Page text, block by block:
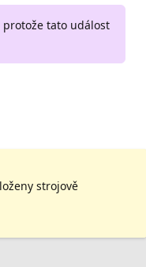
tato událost
strojově